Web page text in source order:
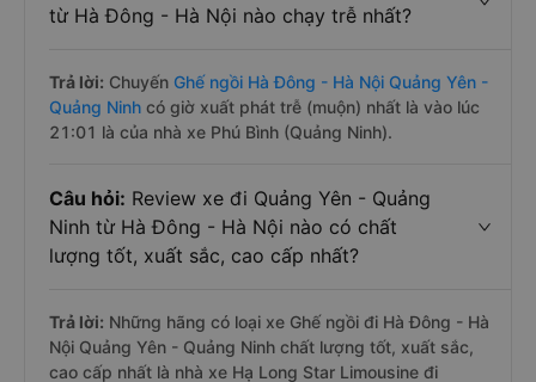
từ Hà Đông - Hà Nội nào chạy trễ nhất?
Trả lời: Chuyến Ghế ngồi Hà Đông - Hà Nội Quảng Yên -
Quảng Ninh có giờ xuất phát trễ (muộn) nhất là vào lúc
21:01 là của nhà xe Phú Bình (Quảng Ninh).
Câu hỏi: Review xe đi Quảng Yên - Quảng
Ninh từ Hà Đông - Hà Nội nào có chất
lượng tốt, xuất sắc, cao cấp nhất?
Trả lời: Những hãng có loại xe Ghế ngồi đi Hà Đông - Hà
Nội Quảng Yên - Quảng Ninh chất lượng tốt, xuất sắc,
cao cấp nhất là nhà xe Hạ Long Star Limousine đi